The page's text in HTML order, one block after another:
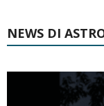
NEWS DI